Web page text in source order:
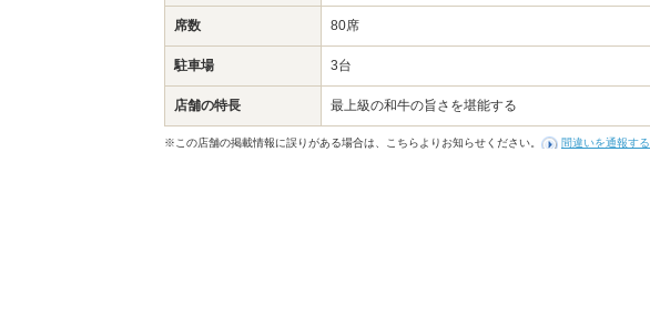
席数 80席
駐車場 3台
店舗の特長 最上級の和牛の旨さを堪能する
※この店舗の掲載情報に誤りがある場合は、こちらよりお知らせください。 間違いを通報する